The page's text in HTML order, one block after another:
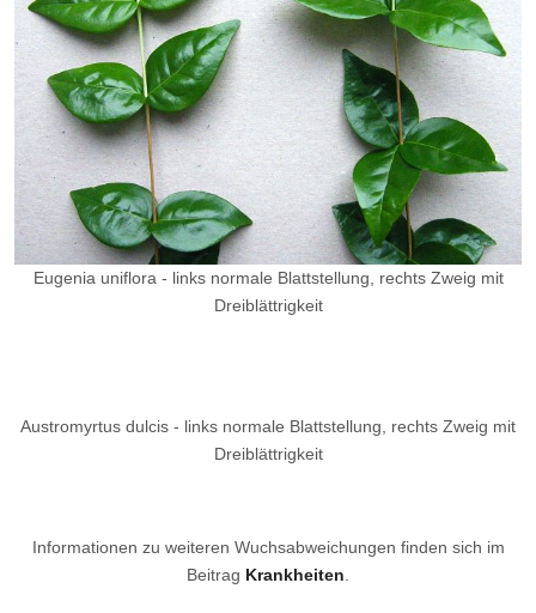
Eugenia uniflora - links normale Blattstellung, rechts Zweig mit
Dreiblättrigkeit
Austromyrtus dulcis - links normale Blattstellung, rechts Zweig mit
Dreiblättrigkeit
Informationen zu weiteren Wuchsabweichungen finden sich im
Beitrag Krankheiten